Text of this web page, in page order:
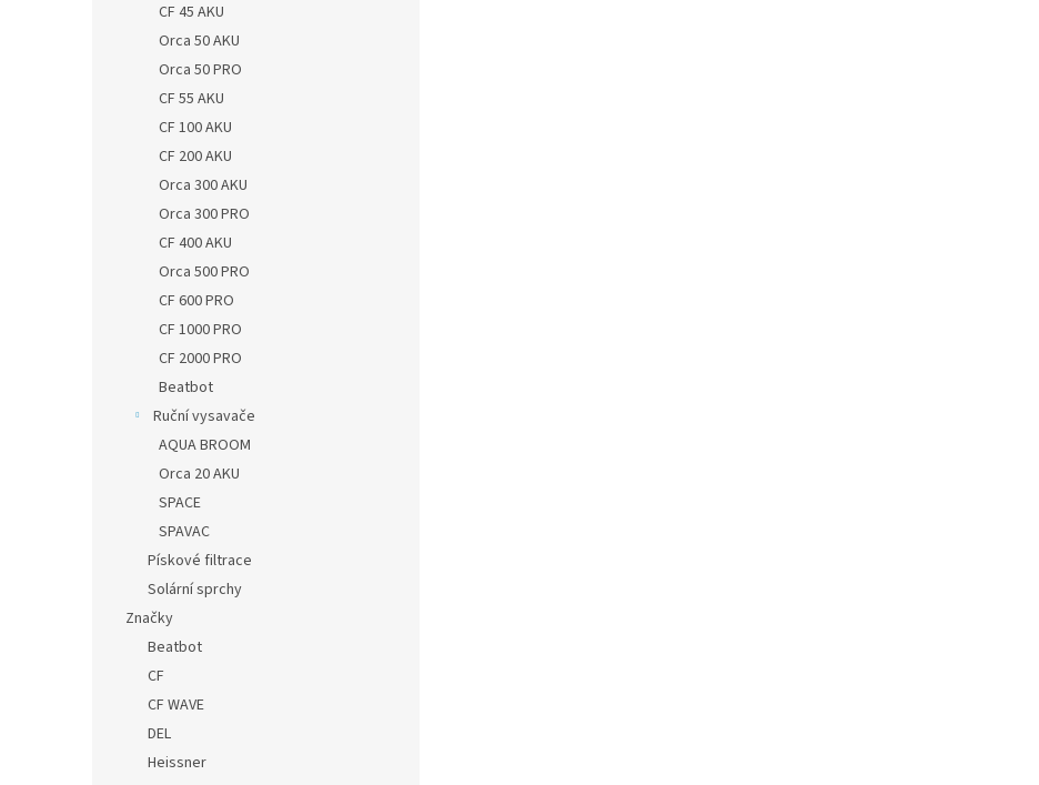
CF 45 AKU
Orca 50 AKU
Orca 50 PRO
CF 55 AKU
CF 100 AKU
CF 200 AKU
Orca 300 AKU
Orca 300 PRO
CF 400 AKU
Orca 500 PRO
CF 600 PRO
CF 1000 PRO
CF 2000 PRO
Beatbot
Ruční vysavače
AQUA BROOM
Orca 20 AKU
SPACE
SPAVAC
Pískové filtrace
Solární sprchy
Značky
Beatbot
CF
CF WAVE
DEL
Heissner